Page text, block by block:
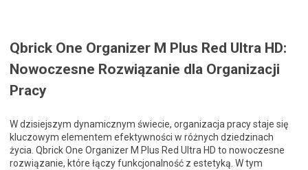
Qbrick One Organizer M Plus Red Ultra HD:
Nowoczesne Rozwiązanie dla Organizacji
Pracy
W dzisiejszym dynamicznym świecie, organizacja pracy staje się
kluczowym elementem efektywności w różnych dziedzinach
życia. Qbrick One Organizer M Plus Red Ultra HD to nowoczesne
rozwiązanie, które łączy funkcjonalność z estetyką. W tym